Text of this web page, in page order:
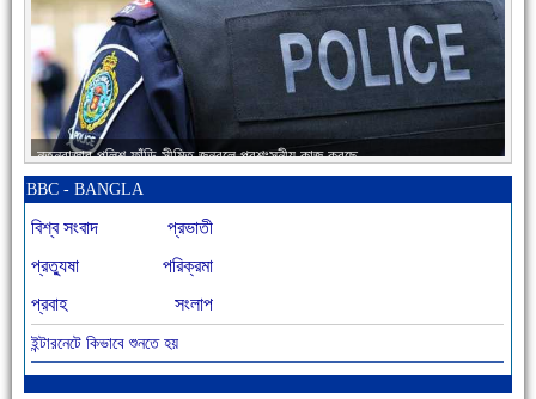
নতুনবাজার পুলিশ ফাঁড়ি সীমিত জনবলে প্রশংসনীয় কাজ করছে
আজ বিশিষ্ট শিক্ষাবিদ এ.টি. আহমেদ হোসাইন রুশদীর ৪৬তম মৃত্যুবার্ষিকী
BBC - BANGLA
বিশ্ব সংবাদ
প্রভাতী
প্রত্যুষা
পরিক্রমা
প্রবাহ
সংলাপ
ইন্টারনেটে কিভাবে শুনতে হয়